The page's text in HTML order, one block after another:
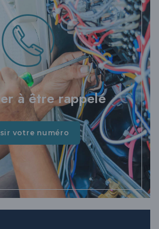
à être rappelé
votre numéro